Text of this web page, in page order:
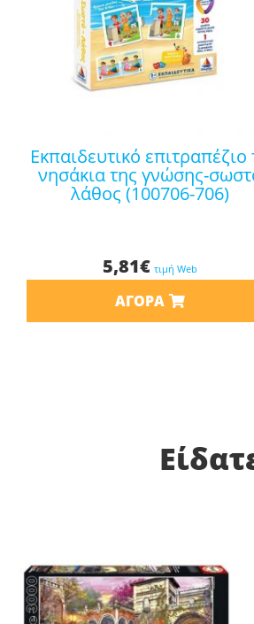
εκπαιδευτικό επιτραπέζιο τα
νησάκια της γνώσης-
λάθος (100706-706)
5,81€ τιμή Web
ΑΓΟΡΆ